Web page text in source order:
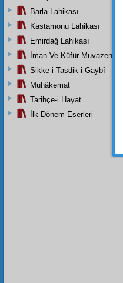
Barla Lahikası
Kastamonu Lahikası
Emirdağ Lahikası
İman Ve Küfür Muvazeneleri
Sikke-i Tasdik-i Gaybî
Muhâkemat
Tarihçe-i Hayat
İlk Dönem Eserleri